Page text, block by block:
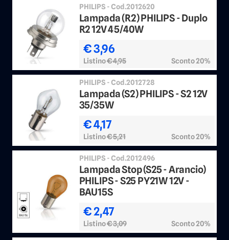
PHILIPS - Cod.2012620
Lampada (R2) PHILIPS - Duplo
R2 12V 45/40W
€ 3,96
Listino€ 4,95 Sconto 20%
PHILIPS - Cod.2012728
Lampada (S2) PHILIPS - S2 12V
35/35W
€ 4,17
Listino€ 5,21 Sconto 20%
PHILIPS - Cod.2012496
Lampada Stop (S25 - Arancio)
PHILIPS - S25 PY21W 12V -
BAU15S
€ 2,47
Listino€ 3,09 Sconto 20%